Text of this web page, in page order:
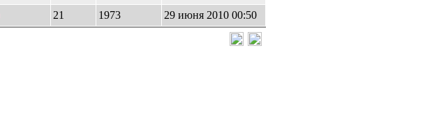
21 1973
29 июня 2010 00:50